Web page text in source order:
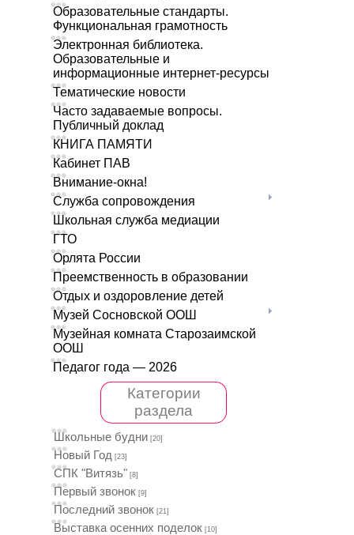
Образовательные стандарты.
Функциональная грамотность
Электронная библиотека.
Образовательные и
информационные интернет-ресурсы
Тематические новости
Часто задаваемые вопросы.
Публичный доклад
КНИГА ПАМЯТИ
Кабинет ПАВ
Внимание-окна!
Служба сопровождения
Школьная служба медиации
ГТО
Орлята России
Преемственность в образовании
Отдых и оздоровление детей
Музей Сосновской ООШ
Музейная комната Старозаимской
ООШ
Педагог года — 2026
Категории
раздела
Школьные будни [20]
Новый Год [23]
СПК "Витязь" [8]
Первый звонок [9]
Последний звонок [21]
Выставка осенних поделок [10]